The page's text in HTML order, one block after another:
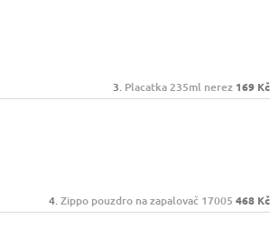
Placatka 235ml nerez 169 Kč
Zippo pouzdro na zapalovač 17005 468 Kč